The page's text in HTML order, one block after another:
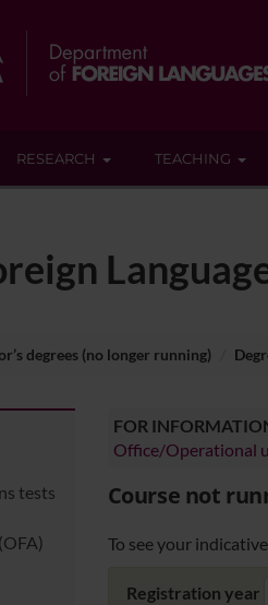
RESEARCH TEACHING
degrees (no longer running)
tests
FOR
Office/Operational
Course not
To see your
Registration year